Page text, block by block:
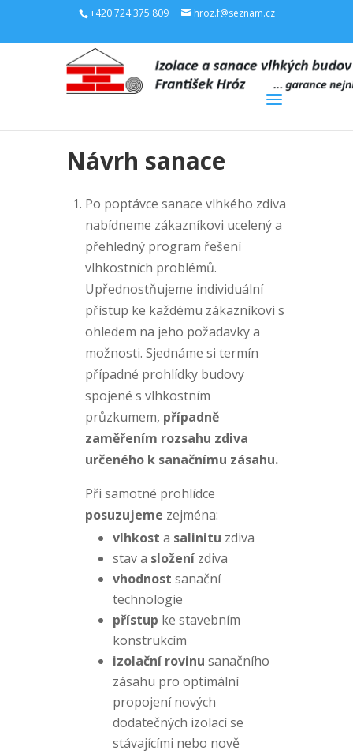
+420 724 375 809 hroz.f@seznam.cz
Návrh sanace
Po poptávce sanace vlhkého zdiva
nabídneme zákazníkovi ucelený a
přehledný program řešení
vlhkostních problémů.
Upřednostňujeme individuální
přístup ke každému zákazníkovi s
ohledem na jeho požadavky a
možnosti. Sjednáme si termín
případné prohlídky budovy
spojené s vlhkostním
průzkumem, případně
zaměřením rozsahu zdiva
určeného k sanačnímu zásahu.
Při samotné prohlídce
posuzujeme zejména:
vlhkost a salinitu zdiva
stav a složení zdiva
vhodnost sanační
technologie
přístup ke stavebním
konstrukcím
izolační rovinu sanačního
zásahu pro optimální
propojení nových
dodatečných izolací se
stávajícími nebo nově